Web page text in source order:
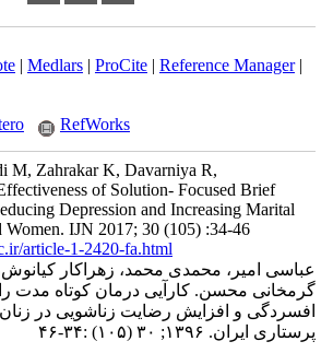
|Medlars|ProCite|Reference Manager
RefWorks
M, Zahrakar K, Davarniya R,
of Solution- Focused Brief
Depression and Increasing Marital
Women. IJN 2017; 30 (105) :34-46
article-1-2420-fa.html
عباسی امیر، محمدی محمد، زهراکار کیانوش،
گرمخانی محسن. کارآیی درمان کوتاه مدت
افسردگی و افزایش رضایت زناشویی در زنان
پرستاری ایران. ۱۳۹۶; ۳۰ (۱۰۵) :۳۴-۴۶